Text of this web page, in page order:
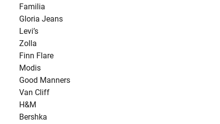
Familia
Gloria Jeans
Levi’s
Zolla
Finn Flare
Modis
Good Manners
Van Cliff
H&M
Bershka